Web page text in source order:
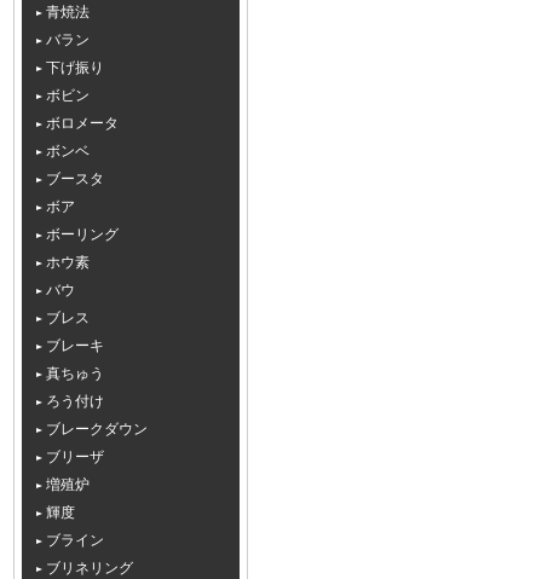
青焼法
バラン
下げ振り
ボビン
ボロメータ
ボンベ
ブースタ
ボア
ボーリング
ホウ素
バウ
ブレス
ブレーキ
真ちゅう
ろう付け
ブレークダウン
ブリーザ
増殖炉
輝度
ブライン
ブリネリング